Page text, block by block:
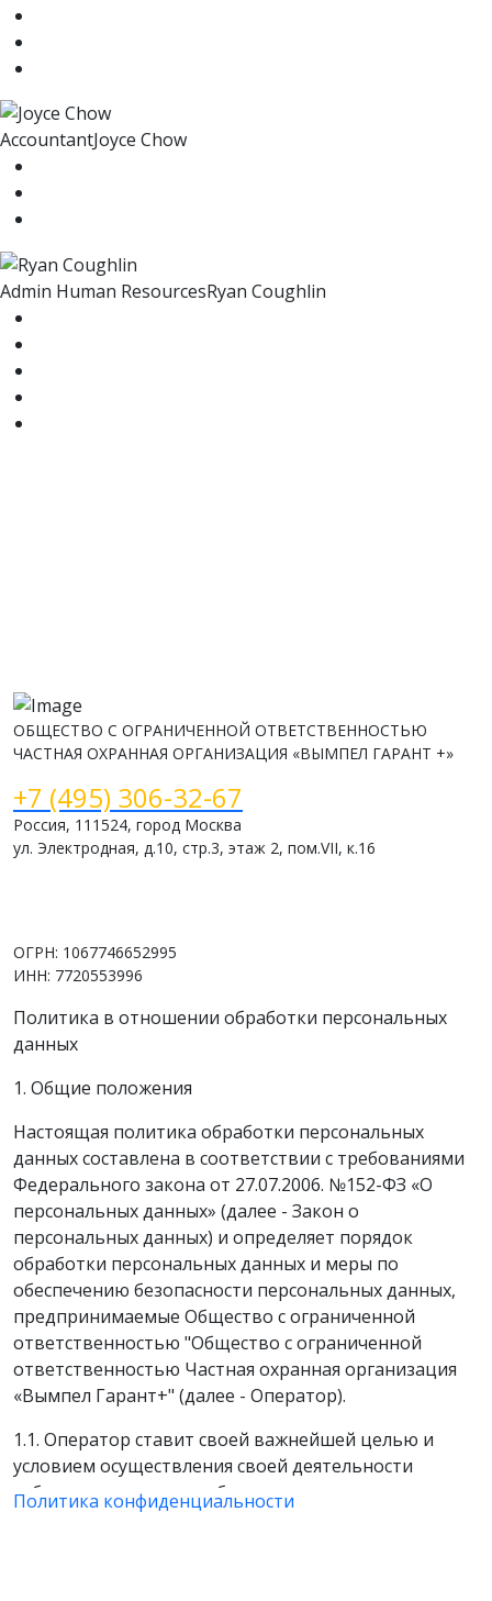
AccountantJoyce Chow
Admin Human ResourcesRyan Coughlin
ОБЩЕСТВО С ОГРАНИЧЕННОЙ ОТВЕТСТВЕННОСТЬЮ
ЧАСТНАЯ ОХРАННАЯ ОРГАНИЗАЦИЯ «ВЫМПЕЛ ГАРАНТ +»
+7 (495) 306-32-67
Россия, 111524, город Москва
ул. Электродная, д.10, стр.3, этаж 2, пом.VII, к.16
ОГРН: 1067746652995
ИНН: 7720553996
Политика в отношении обработки персональных
данных
1. Общие положения
Настоящая политика обработки персональных
данных составлена в соответствии с требованиями
Федерального закона от 27.07.2006. №152-ФЗ «О
персональных данных» (далее - Закон о
персональных данных) и определяет порядок
обработки персональных данных и меры по
обеспечению безопасности персональных данных,
предпринимаемые Общество с ограниченной
ответственностью "Общество с ограниченной
ответственностью Частная охранная организация
«Вымпел Гарант+" (далее - Оператор).
1.1. Оператор ставит своей важнейшей целью и
условием осуществления своей деятельности
соблюдение прав и свобод человека и гражданина
при обработке его персональных данных, в том
Политика конфиденциальности